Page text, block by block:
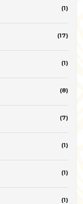
(1)
(17)
(1)
(8)
(7)
(1)
(1)
(1)